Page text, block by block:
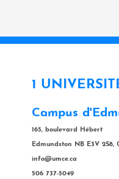
1
Campus
165, boulevard Hébert
Edmundston NB E3V 2S8,
info@umce.ca
506 737-5049